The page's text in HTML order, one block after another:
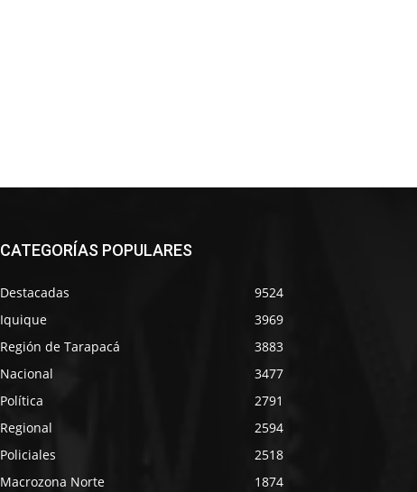
CATEGORÍAS POPULARES
Destacadas
9524
Iquique
3969
Región de Tarapacá
3883
Nacional
3477
Política
2791
Regional
2594
Policiales
2518
Macrozona Norte
1874